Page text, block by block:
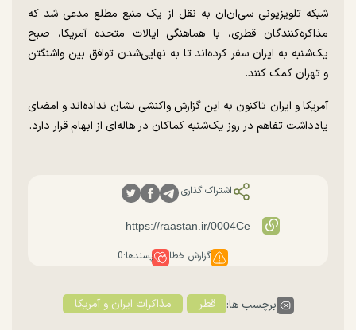
شبکه تلویزیونی سی‌ان‌ان به نقل از یک منبع مطلع مدعی شد که
مذاکره‌کنندگان قطری، با هماهنگی ایالات متحده آمریکا، صبح
یک‌شنبه به ایران سفر کرده‌اند تا به نهایی‌شدن توافق بین واشنگتن
و تهران کمک کنند.
آمریکا و ایران تاکنون به این گزارش واکنشی نشان نداده‌اند و امضای
یادداشت تفاهم در روز یک‌شنبه کماکان در هاله‌ای از ابهام قرار دارد.
اشتراک گذاری:
گزارش خطا پسندها:0
برچسب ها: قطر مذاکرات ایران و آمریکا